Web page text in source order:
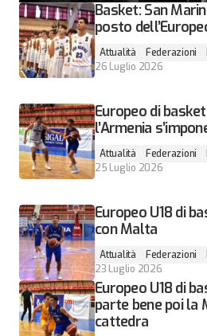
Basket: San
posto
Attualità Federazioni
26 Luglio 2026
Europeo di
l’Armenia
Attualità Federazioni
25 Luglio 2026
Europeo U18 di
con Malta
Attualità Federazioni
23 Luglio 2026
Europeo U18 di
parte bene poi la
cattedra